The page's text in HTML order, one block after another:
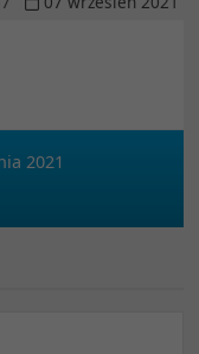
2021